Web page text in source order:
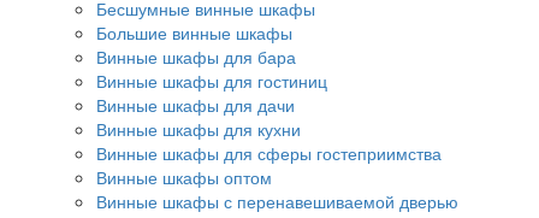
Бесшумные винные шкафы
Большие винные шкафы
Винные шкафы для бара
Винные шкафы для гостиниц
Винные шкафы для дачи
Винные шкафы для кухни
Винные шкафы для сферы гостеприимства
Винные шкафы оптом
Винные шкафы с перенавешиваемой дверью